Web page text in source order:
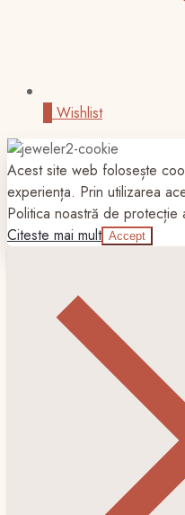
Wishlist
Acest site web folosește
experiența. Prin utilizarea
Politica noastră de protecție
Citeste mai mult Accept